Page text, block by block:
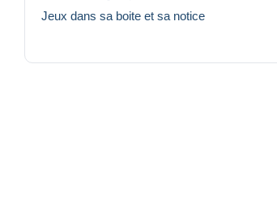
Jeux dans sa boite et sa notice